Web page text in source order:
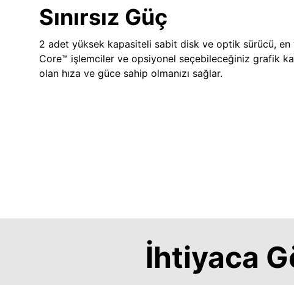
Sınırsız Güç
2 adet yüksek kapasiteli sabit disk ve optik sürücü, en
Core™ işlemciler ve opsiyonel seçebileceğiniz grafik
olan hıza ve güce sahip olmanızı sağlar.
İhtiyaca